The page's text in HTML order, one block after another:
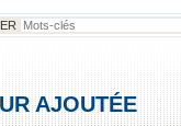
AJOUTÉE